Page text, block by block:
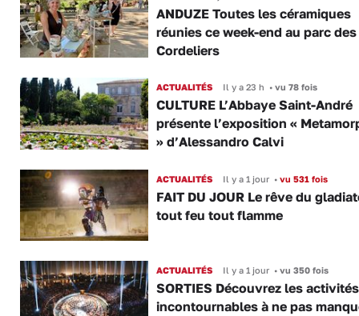
ANDUZE Toutes les céramiques
réunies ce week-end au parc des
Cordeliers
ACTUALITÉS Il y a 23 h •vu 78 fois
CULTURE L’Abbaye Saint-André
présente l’exposition «
» d’Alessandro Calvi
ACTUALITÉS Il y a 1 jour •vu 531 fois
FAIT DU JOUR Le rêve du
tout feu tout flamme
ACTUALITÉS Il y a 1 jour •vu 350 fois
SORTIES Découvrez les activités
incontournables à ne pas